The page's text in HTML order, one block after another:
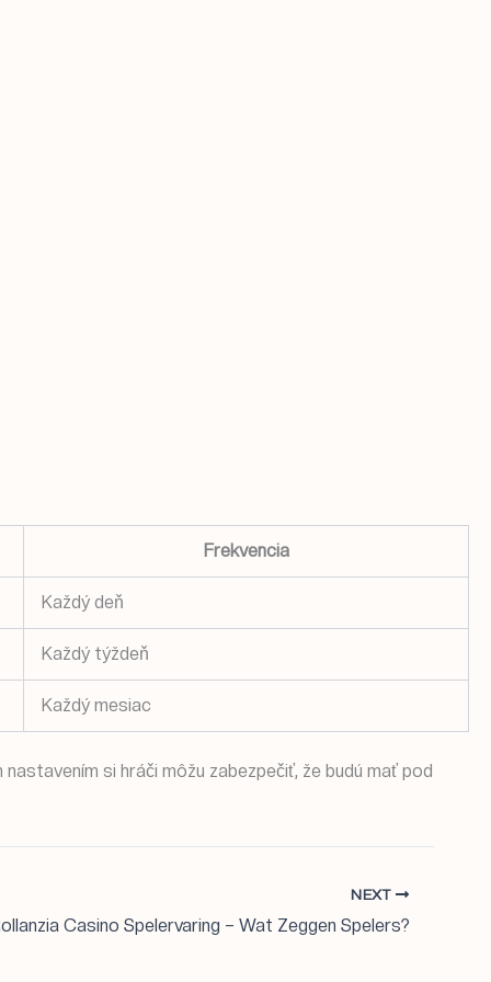
Frekvencia
Každý deň
Každý týždeň
Každý mesiac
si hráči môžu zabezpečiť, že budú mať pod
NEXT
Casino Spelervaring – Wat Zeggen Spelers?